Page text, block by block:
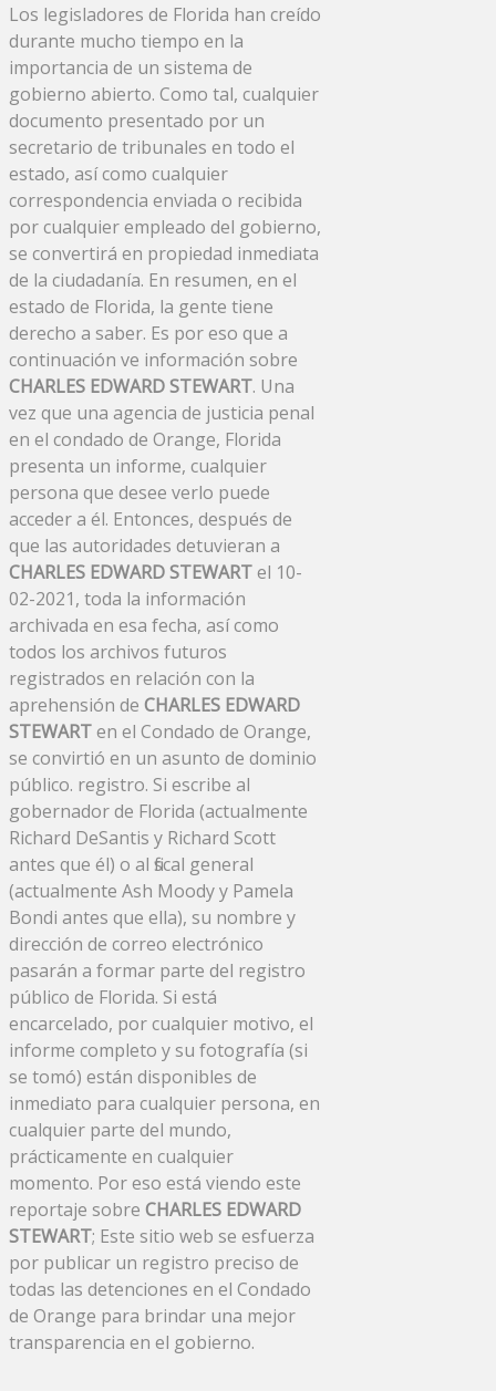
Los legisladores de Florida han creído
durante mucho tiempo en la
importancia de un sistema de
gobierno abierto. Como tal, cualquier
documento presentado por un
secretario de tribunales en todo el
estado, así como cualquier
correspondencia enviada o recibida
por cualquier empleado del gobierno,
se convertirá en propiedad inmediata
de la ciudadanía. En resumen, en el
estado de Florida, la gente tiene
derecho a saber. Es por eso que a
continuación ve información sobre
CHARLES EDWARD STEWART. Una
vez que una agencia de justicia penal
en el condado de Orange, Florida
presenta un informe, cualquier
persona que desee verlo puede
acceder a él. Entonces, después de
que las autoridades detuvieran a
CHARLES EDWARD STEWARTel 10-
02-2021, toda la información
archivada en esa fecha, así como
todos los archivos futuros
registrados en relación con la
aprehensión de CHARLES EDWARD
STEWARTen el Condado de Orange,
se convirtió en un asunto de dominio
público. registro. Si escribe al
gobernador de Florida (actualmente
Richard DeSantis y Richard Scott
antes que él) o al fiscal general
(actualmente Ash Moody y Pamela
Bondi antes que ella), su nombre y
dirección de correo electrónico
pasarán a formar parte del registro
público de Florida. Si está
encarcelado, por cualquier motivo, el
informe completo y su fotografía (si
se tomó) están disponibles de
inmediato para cualquier persona, en
cualquier parte del mundo,
prácticamente en cualquier
momento. Por eso está viendo este
reportaje sobre CHARLES EDWARD
STEWART; Este sitio web se esfuerza
por publicar un registro preciso de
todas las detenciones en el Condado
de Orange para brindar una mejor
transparencia en el gobierno.